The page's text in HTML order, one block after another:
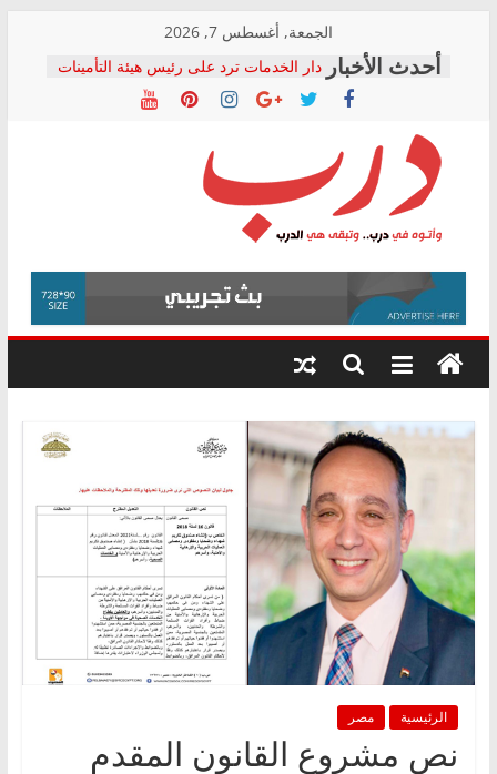
content
الجمعة, أغسطس 7, 2026
دار الخدمات ترد على رئيس هيئة التأمينات
بعد مؤتمره الصحفي: إنكار الأزمة لا ينهي
معاناة أصحاب المعاشات.. ونطالب بكشف
فرحات سليمان يكتب: القطاع الصحي إلى
أين؟
حزب التحالف الشعبي يطلق لجنة “الحق
في الصحة” بالإسكندرية لرصد الانتهاكات
ودعم المرضى
الوزاري لمدينة الصحفيين.. وانتهاء أعمال
إنشاء المبنى الإداري
المجلس القومي لحقوق الإنسان يعلن
متابعة قضية الدكتور محمد زهران.. ويؤكد:
قرينة البراءة وضمانات المحاكمة العادلة
درب
وأتوه
درب..
وتبقى
هي
الرئيسية مصر
نص مشروع القانون المقدم